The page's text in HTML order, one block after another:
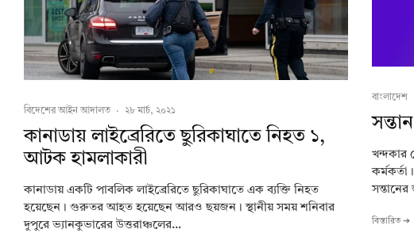
বিদেশের আইন আদালত · ২৮ মার্চ, ২০২১
কানাডায় লাইব্রেরিতে ছুরিকাঘাতে নিহত ১,
আটক হামলাকারী
কানাডায় একটি পাবলিক লাইব্রেরিতে ছুরিকাঘাতে এক ব্যক্তি নিহত
হয়েছেন। গুরুতর আহত হয়েছেন আরও ছয়জন। স্থানীয় সময় শনিবার
দুপুরে ভ্যানকুভারের উত্তরাঞ্চলের...
বাংলাদেশ
খন্দকার
সন্তানের
বিস্তারিত ➔